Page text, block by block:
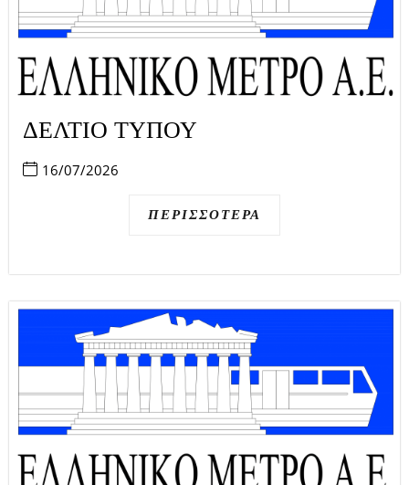
ΔΕΛΤΙΟ ΤΥΠΟΥ
16/07/2026
ΠΕΡΙΣΣΌΤΕΡΑ